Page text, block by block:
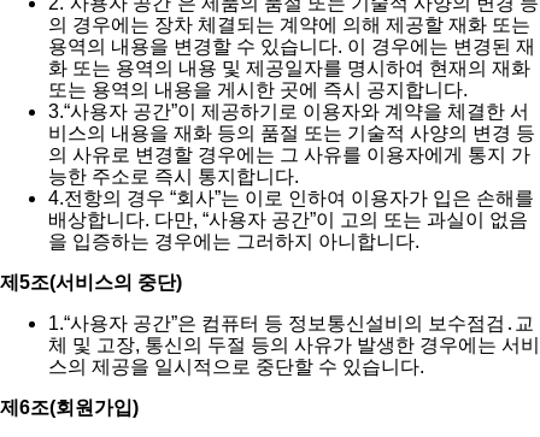
의 경우에는 장차 체결되는 계약에 의해 제공할 재화 또는
용역의 내용을 변경할 수 있습니다. 이 경우에는 변경된 재
화 또는 용역의 내용 및 제공일자를 명시하여 현재의 재화
또는 용역의 내용을 게시한 곳에 즉시 공지합니다.
3.“사용자 공간”이 제공하기로 이용자와 계약을 체결한 서
비스의 내용을 재화 등의 품절 또는 기술적 사양의 변경 등
의 사유로 변경할 경우에는 그 사유를 이용자에게 통지 가
능한 주소로 즉시 통지합니다.
4.전항의 경우 “회사”는 이로 인하여 이용자가 입은 손해를
배상합니다. 다만, “사용자 공간”이 고의 또는 과실이 없음
을 입증하는 경우에는 그러하지 아니합니다.
제5조(서비스의 중단)
1.“사용자 공간”은 컴퓨터 등 정보통신설비의 보수점검․교
체 및 고장, 통신의 두절 등의 사유가 발생한 경우에는 서비
스의 제공을 일시적으로 중단할 수 있습니다.
제6조(회원가입)